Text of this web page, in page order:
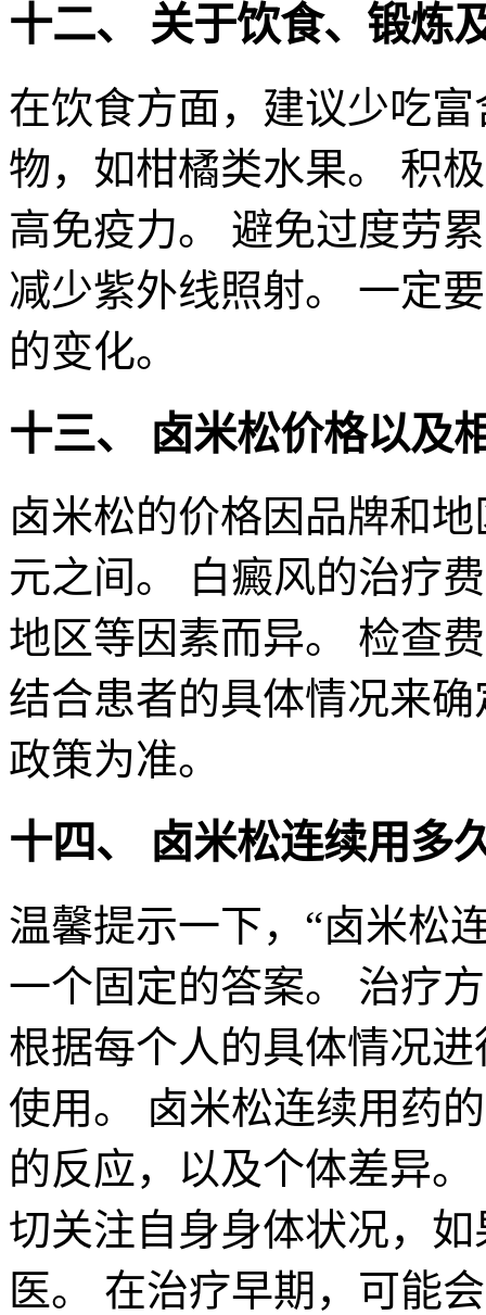
十二、 关于饮食、锻炼
在饮食方面，建议少吃
物，如柑橘类水果。 积
高免疫力。 避免过度劳
减少紫外线照射。 一定
的变化。
十三、 卤米松价格以及
卤米松的价格因品牌和
元之间。 白癜风的治疗
地区等因素而异。 检查
结合患者的具体情况来
政策为准。
十四、 卤米松连续用多
温馨提示一下，“卤米松
一个固定的答案。 治疗
根据每个人的具体情况
使用。 卤米松连续用药
的反应，以及个体差异
切关注自身身体状况，
医。 在治疗早期，可能